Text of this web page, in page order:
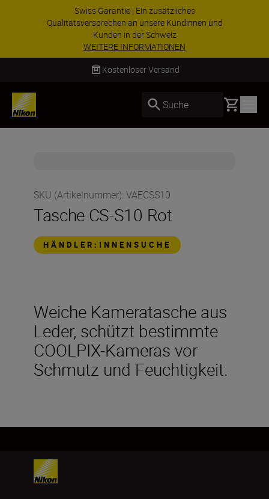
Swiss Garantie | Ein zusätzliches
Qualitätsversprechen an unsere Kundinnen und
Kunden in der Schweiz
WEITERE INFORMATIONEN
Kostenloser Versand
Suche Basket
SKU (Artikelnummer): VAECSS10
Tasche CS-S10 Rot
HÄNDLER:INNENSUCHE
Weiche Kameratasche aus
Leder, schützt bestimmte
COOLPIX-Kameras vor
Schmutz und Feuchtigkeit.